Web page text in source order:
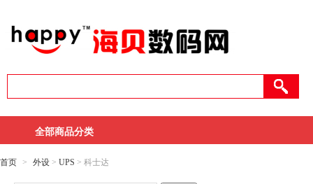
全部商品分类
首页 > 外设 > UPS > 科士达